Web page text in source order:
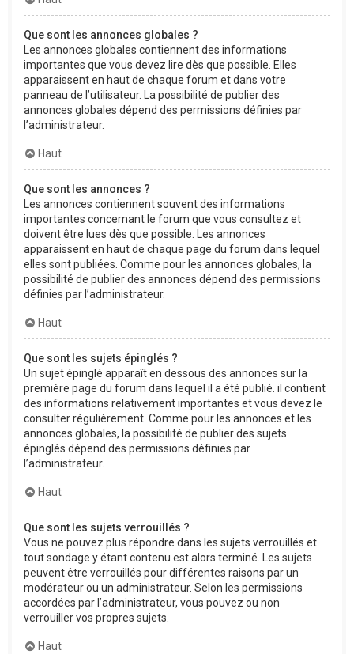
Que sont les annonces globales ?
Les annonces globales contiennent des informations
importantes que vous devez lire dès que possible. Elles
apparaissent en haut de chaque forum et dans votre
panneau de l’utilisateur. La possibilité de publier des
annonces globales dépend des permissions définies par
l’administrateur.
Haut
Que sont les annonces ?
Les annonces contiennent souvent des informations
importantes concernant le forum que vous consultez et
doivent être lues dès que possible. Les annonces
apparaissent en haut de chaque page du forum dans lequel
elles sont publiées. Comme pour les annonces globales, la
possibilité de publier des annonces dépend des permissions
définies par l’administrateur.
Haut
Que sont les sujets épinglés ?
Un sujet épinglé apparaît en dessous des annonces sur la
première page du forum dans lequel il a été publié. il contient
des informations relativement importantes et vous devez le
consulter régulièrement. Comme pour les annonces et les
annonces globales, la possibilité de publier des sujets
épinglés dépend des permissions définies par
l’administrateur.
Haut
Que sont les sujets verrouillés ?
Vous ne pouvez plus répondre dans les sujets verrouillés et
tout sondage y étant contenu est alors terminé. Les sujets
peuvent être verrouillés pour différentes raisons par un
modérateur ou un administrateur. Selon les permissions
accordées par l’administrateur, vous pouvez ou non
verrouiller vos propres sujets.
Haut